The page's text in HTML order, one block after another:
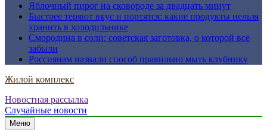
Яблочный пирог на сковороде за двадцать минут
Быстрее теряют вкус и портятся: какие продукты нельзя
хранить в холодильнике
Смородина в соли: советская заготовка, о которой все
забыли
Россиянам назвали способ правильно мыть клубнику
Жилой комплекс
Новостная рассылка
Случайные новости
Меню